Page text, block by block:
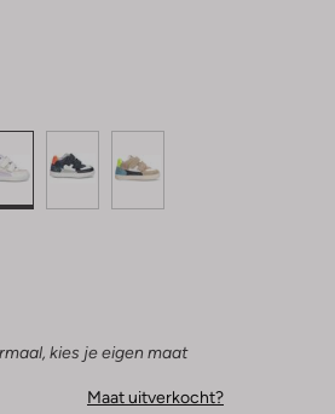
kies je eigen maat
Maat uitverkocht?